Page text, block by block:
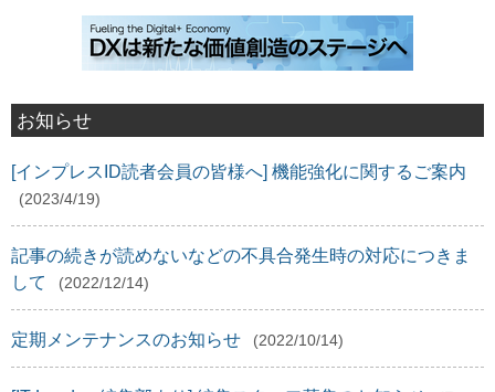
お知らせ
[インプレスID読者会員の皆様へ] 機能強化に関するご案内
(2023/4/19)
記事の続きが読めないなどの不具合発生時の対応につきま
して
(2022/12/14)
定期メンテナンスのお知らせ (2022/10/14)